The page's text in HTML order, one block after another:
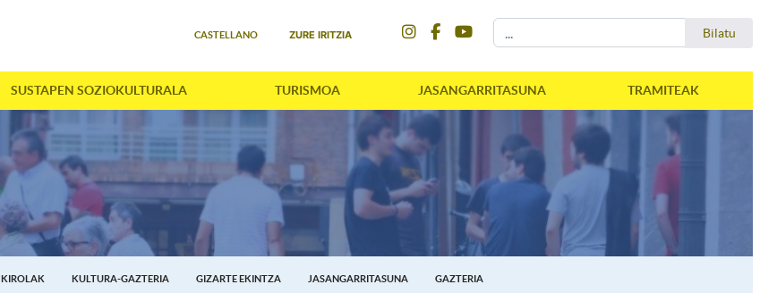
CASTELLANO ZURE IRITZIA Bilatu
SUSTAPEN SOZIOKULTURALA TURISMOA JASANGARRITASUNA TRAMITEAK
KIROLAK KULTURA-GAZTERIA GIZARTE EKINTZA JASANGARRITASUNA GAZTERIA